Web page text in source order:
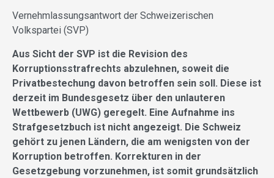
Vernehmlassungsantwort der Schweizerischen
Volkspartei (SVP)
Aus Sicht der SVP ist die Revision des
Korruptionsstrafrechts abzulehnen, soweit die
Privatbestechung davon betroffen sein soll. Diese ist
derzeit im Bundesgesetz über den unlauteren
Wettbewerb (UWG) geregelt. Eine Aufnahme ins
Strafgesetzbuch ist nicht angezeigt. Die Schweiz
gehört zu jenen Ländern, die am wenigsten von der
Korruption betroffen. Korrekturen in der
Gesetzgebung vorzunehmen, ist somit grundsätzlich